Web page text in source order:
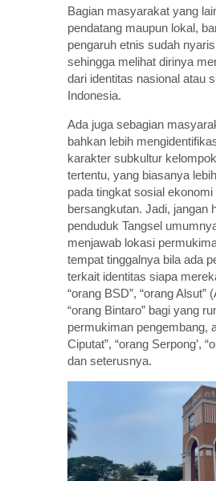
Bagian masyarakat yang
pendatang maupun lokal,
pengaruh etnis sudah
sehingga melihat dirinya
dari identitas nasional atau
Indonesia.
Ada juga sebagian
bahkan lebih
karakter subkultur
tertentu, yang biasanya
pada tingkat sosial ekonomi
bersangkutan. Jadi, jangan
penduduk Tangsel
menjawab lokasi
tempat tinggalnya bila ada
terkait identitas siapa
“orang BSD”, “orang Alsut”
“orang Bintaro” bagi yang
permukiman pengembang,
Ciputat”, “orang Serpong’,
dan seterusnya.